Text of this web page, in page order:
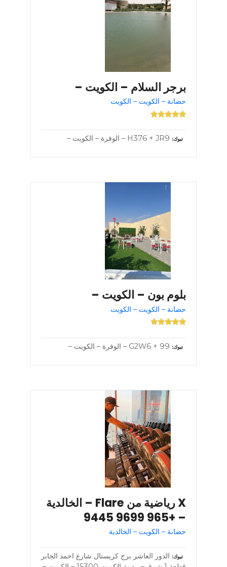
برجر السلام – الكويت –
حضانة – الكويت – الكويت
تبوك H376 + JR9 – الوفرة – الكويت –
بلوم بون – الكويت –
حضانة – الكويت – الكويت
تبوك G2W6 + 99 – الوفرة – الكويت –
X رياضية من Flare – الخالدية
– +965 9699 9445
حضانة – الكويت – الخالدية
تبوك
الدور العاشر برج كريستال شارع احمد الجابر